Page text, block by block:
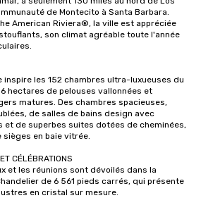
de Montecito à Santa Barbara.
American Riviera®, la ville est appréciée
son climat agréable toute l'année
les 152 chambres ultra-luxueuses du
hectares de pelouses vallonnées et
matures. Des chambres spacieuses,
de salles de bains design avec
de superbes suites dotées de cheminées,
en baie vitrée.
CÉLÉBRATIONS
et les réunions sont dévoilés dans la
de 6 561 pieds carrés, qui présente
en cristal sur mesure.